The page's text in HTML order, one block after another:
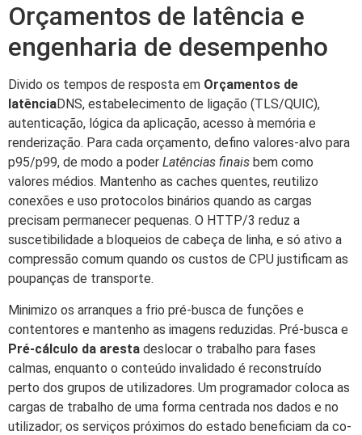
Orçamentos de latência e
engenharia de desempenho
Divido os tempos de resposta em Orçamentos de
latênciaDNS, estabelecimento de ligação (TLS/QUIC),
autenticação, lógica da aplicação, acesso à memória e
renderização. Para cada orçamento, defino valores-alvo para
p95/p99, de modo a poder Latências finais bem como
valores médios. Mantenho as caches quentes, reutilizo
conexões e uso protocolos binários quando as cargas
precisam permanecer pequenas. O HTTP/3 reduz a
suscetibilidade a bloqueios de cabeça de linha, e só ativo a
compressão comum quando os custos de CPU justificam as
poupanças de transporte.
Minimizo os arranques a frio pré-busca de funções e
contentores e mantenho as imagens reduzidas. Pré-busca e
Pré-cálculo da aresta deslocar o trabalho para fases
calmas, enquanto o conteúdo invalidado é reconstruído
perto dos grupos de utilizadores. Um programador coloca as
cargas de trabalho de uma forma centrada nos dados e no
utilizador; os serviços próximos do estado beneficiam da co-